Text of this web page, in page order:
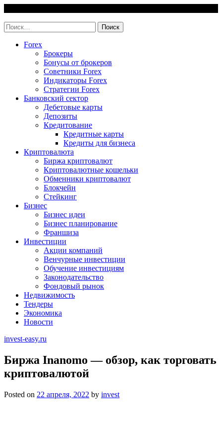
content
Найти:
Forex
Брокеры
Бонусы от брокеров
Советники Forex
Индикаторы Forex
Стратегии Forex
Банковский сектор
Дебетовые карты
Депозиты
Кредитование
Кредитные карты
Кредиты для бизнеса
Криптовалюта
Биржа криптовалют
Криптовалютные кошельки
Обменники криптовалют
Блокчейн
Стейкинг
Бизнес
Бизнес идеи
Бизнес планирование
Франшиза
Инвестиции
Акции компаний
Венчурные инвестиции
Обучение инвестициям
Законодательство
Фондовый рынок
Недвижимость
Тендеры
Экономика
Новости
invest-easy.ru
Биржа Inanomo — обзор, как торговать
криптовалютой
Posted on 22 апреля, 2022 by invest